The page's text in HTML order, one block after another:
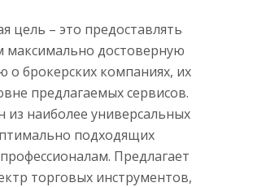
цель – это предоставлять
максимально достоверную
брокерских компаниях, их
предлагаемых сервисов.
из наиболее универсальных
подходящих
Предлагает
торговых инструментов,